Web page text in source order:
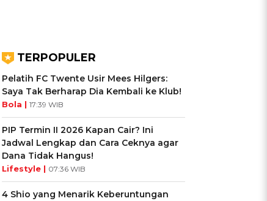
TERPOPULER
Pelatih FC Twente Usir Mees Hilgers:
Saya Tak Berharap Dia Kembali ke Klub!
Bola | 17:39 WIB
PIP Termin II 2026 Kapan Cair? Ini
Jadwal Lengkap dan Cara Ceknya agar
Dana Tidak Hangus!
Lifestyle | 07:36 WIB
4 Shio yang Menarik Keberuntungan